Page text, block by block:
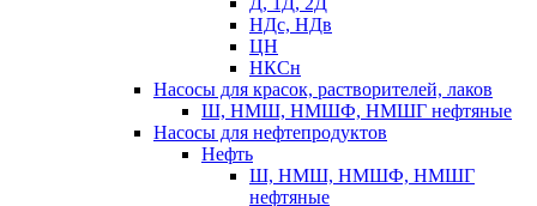
НДс, НДв
ЦН
НКСн
Насосы для красок, растворителей, лаков
Ш, НМШ, НМШФ, НМШГ нефтяные
Насосы для нефтепродуктов
Нефть
Ш, НМШ, НМШФ, НМШГ
нефтяные